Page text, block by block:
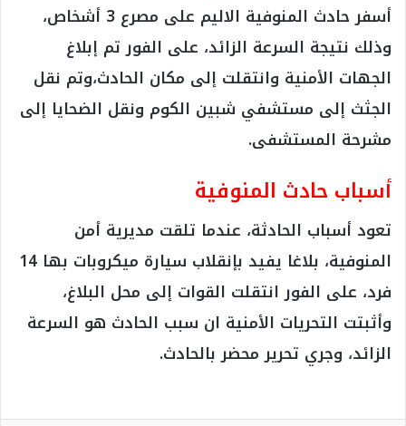
أسفر حادث المنوفية الاليم على مصرع 3 أشخاص،
وذلك نتيجة السرعة الزائد، على الفور تم إبلاغ
الجهات الأمنية وانتقلت إلى مكان الحادث،وتم نقل
الجثث إلى مستشفي شبين الكوم ونقل الضحايا إلى
مشرحة المستشفى.
أسباب حادث المنوفية
تعود أسباب الحادثة، عندما تلقت مديرية أمن
المنوفية، بلاغا يفيد بإنقلاب سيارة ميكروبات بها 14
فرد، على الفور انتقلت القوات إلى محل البلاغ،
وأثبتت التحريات الأمنية ان سبب الحادث هو السرعة
الزائد، وجري تحرير محضر بالحادث.